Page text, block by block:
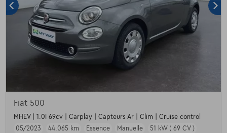
Fiat 500
MHEV | 1.0I 69cv | Carplay | Capteurs Ar | Clim | Cruise control
05/2023
44.065 km Essence Manuelle 51 kW ( 69 CV )